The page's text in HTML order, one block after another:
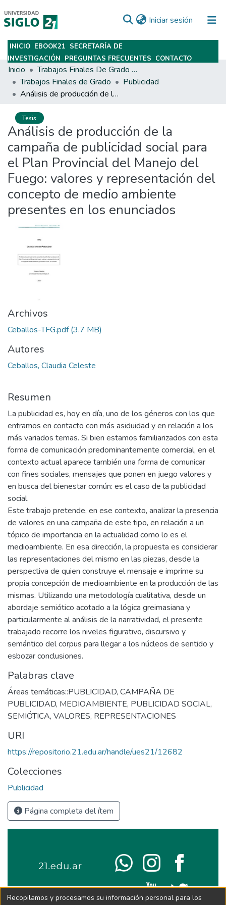
Iniciar sesión (current)
Subir
INICIO EBOOK21 SECRETARÍA DE
INVESTIGACIÓN PREGUNTAS FRECUENTES CONTACTO
Inicio
Trabajos Finales De Grado Y Posgrado
Trabajos Finales de Grado
Publicidad
Análisis de producción de la campaña de publicidad social para el Plan Provincial del Manejo del Fuego: valores y representación del concepto de medio ambiente presentes en los enunciados
Tesis
Análisis de producción de la
campaña de publicidad social para
el Plan Provincial del Manejo del
Fuego: valores y representación del
concepto de medio ambiente
presentes en los enunciados
Archivos
Ceballos-TFG.pdf(3.7 MB)
Autores
Ceballos, Claudia Celeste
Resumen
La publicidad es, hoy en día, uno de los géneros con los que
entramos en contacto con más asiduidad y en relación a los
más variados temas. Si bien estamos familiarizados con esta
forma de comunicación predominantemente comercial, en el
contexto actual aparece también una forma de comunicar
con fines sociales, mensajes que ponen en juego valores y
en busca del bienestar común: es el caso de la publicidad
social.
Este trabajo pretende, en ese contexto, analizar la presencia
de valores en una campaña de este tipo, en relación a un
tópico de importancia en la actualidad como lo es el
medioambiente. En esa dirección, la propuesta es considerar
las representaciones del mismo en las piezas, desde la
perspectiva de quien construye el mensaje e imprime su
propia concepción de medioambiente en la producción de las
mismas. Utilizando una metodología cualitativa, desde un
abordaje semiótico acotado a la lógica greimasiana y
particularmente al análisis de la narratividad, el presente
trabajado recorre los niveles figurativo, discursivo y
semántico del corpus para llegar a los núcleos de sentido y
esbozar conclusiones.
Palabras clave
Áreas temáticas::PUBLICIDAD, CAMPAÑA DE
PUBLICIDAD, MEDIOAMBIENTE, PUBLICIDAD SOCIAL,
SEMIÓTICA, VALORES, REPRESENTACIONES
URI
https://repositorio.21.edu.ar/handle/ues21/12682
Colecciones
Publicidad
Página completa del ítem
Recopilamos y procesamos su información personal para los